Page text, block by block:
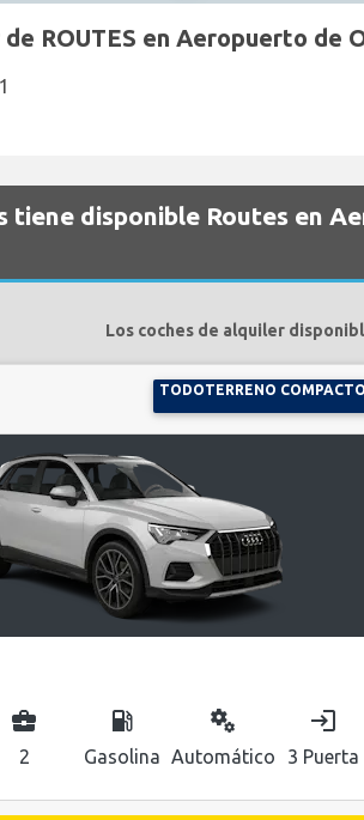
ROUTES en Aeropuerto de
tiene disponible Routes en
Los coches de alquiler
TODOTERRENO COMPACTO
business_center
2
local_gas_station
Gasolina
miscellaneous_services
Automático
login
3 Puerta